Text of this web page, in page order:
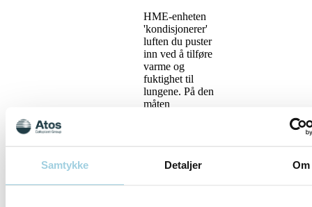
Samtykke Detaljer Om
HME-enheten
'kondisjonerer'
luften du puster
inn ved å tilføre
varme og
fuktighet til
lungene. På den
måten
luftveiene.